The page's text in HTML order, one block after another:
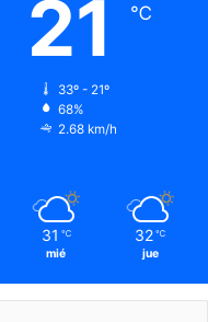
21 ℃
33º - 21º
68%
2.68 km/h
31 ℃
mié
32 ℃
jue